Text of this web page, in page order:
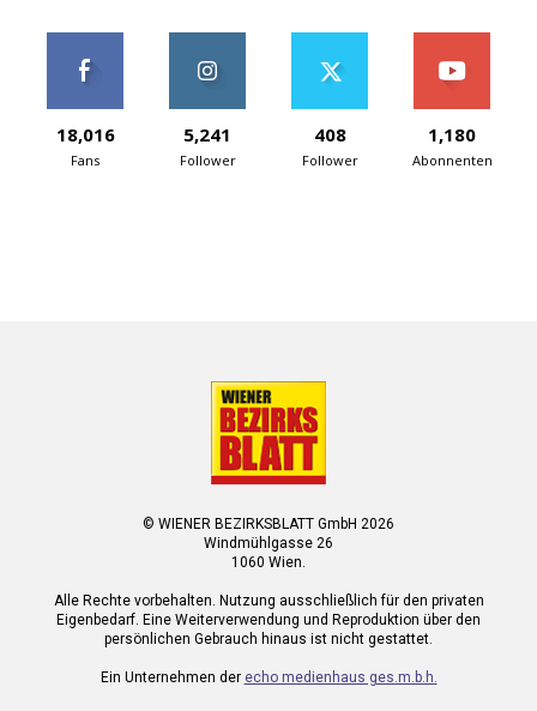
18,016
Fans
5,241
Follower
408
Follower
1,180
Abonnenten
© WIENER BEZIRKSBLATT GmbH 2026
Windmühlgasse 26
1060 Wien.
Alle Rechte vorbehalten. Nutzung ausschließlich für den privaten
Eigenbedarf. Eine Weiterverwendung und Reproduktion über den
persönlichen Gebrauch hinaus ist nicht gestattet.
Ein Unternehmen der echo medienhaus ges.m.b.h.